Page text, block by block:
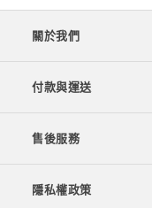
關於我們
付款與運送
售後服務
隱私權政策